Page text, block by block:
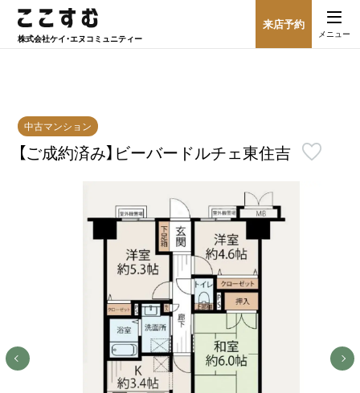
株式会社ケイ・エヌコミュニティー
来店予約
メニュー
中古マンション
【ご成約済み】ビーバードルチェ東住吉